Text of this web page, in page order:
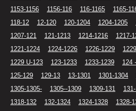
1153-1156
1156-116 116-1165 1165-
118-12
12-120 120-1204 1204-1205
1207-121
121-1213 1214-1216 1217-
1221-1224
1224-1226 1226-1229
1229 U-123
123-1233 1233-1239 124
125-129
129-13 13-1301 1301-1304
1305-1305-
1305--1309 1309-131
1318-132
132-1324 1324-1328 1328-